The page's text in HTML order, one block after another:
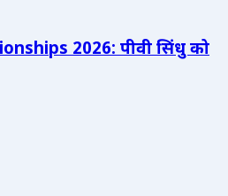
2026: पीवी सिंधु को